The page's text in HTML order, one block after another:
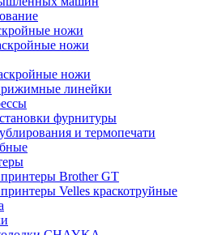
ножи
ножи
ножи
линейки
фурнитуры
и термопечати
Brother GT
Velles краскотруйные